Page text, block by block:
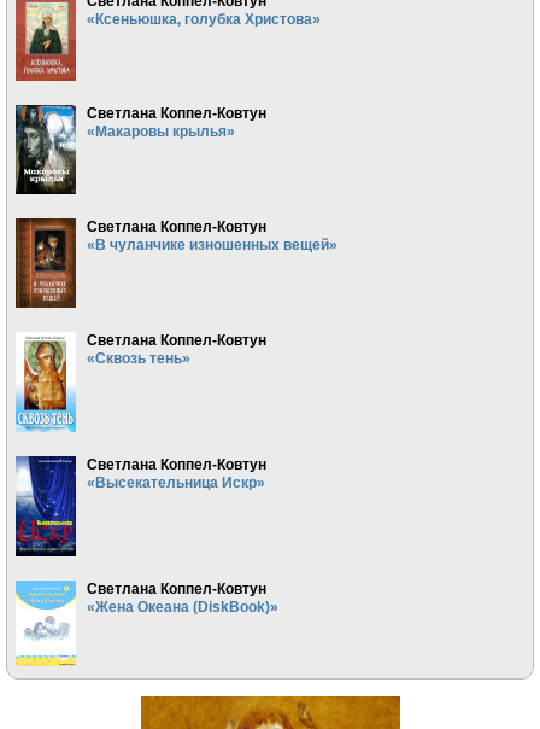
«Ксеньюшка, голубка Христова»
Светлана Коппел-Ковтун
«Макаровы крылья»
Светлана Коппел-Ковтун
«В чуланчике изношенных вещей»
Светлана Коппел-Ковтун
«Сквозь тень»
Светлана Коппел-Ковтун
«Высекательница Искр»
Светлана Коппел-Ковтун
«Жена Океана (DiskBook)»